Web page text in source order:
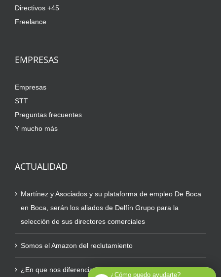
Directivos +45
Freelance
EMPRESAS
Empresas
STT
Preguntas frecuentes
Y mucho más
ACTUALIDAD
Martínez y Asociados y su plataforma de empleo De Boca
en Boca, serán los aliados de Delfín Grupo para la
selección de sus directores comerciales
Somos el Amazon del reclutamiento
¿En que nos diferenciamos de otras plataformas?
¿Cómo puedo ayudarte?